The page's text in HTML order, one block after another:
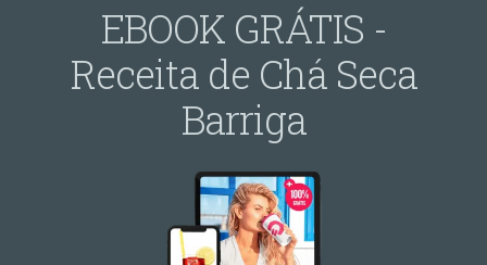
EBOOK GRÁTIS -
Receita de Chá Seca
Barriga